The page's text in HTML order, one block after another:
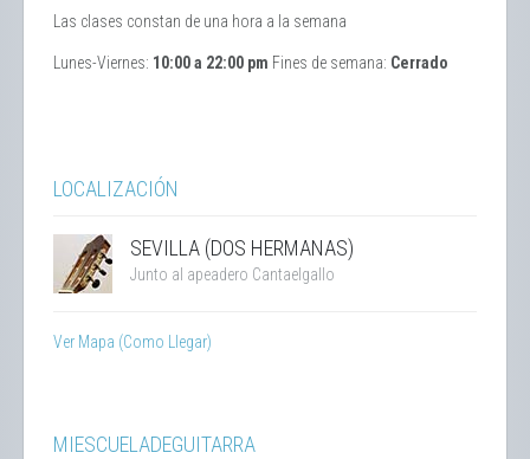
Las clases constan de una hora a la semana
Lunes-Viernes: 10:00 a 22:00 pm Fines de semana: Cerrado
LOCALIZACIÓN
SEVILLA (DOS HERMANAS)
Junto al apeadero Cantaelgallo
Ver Mapa (Como Llegar)
MIESCUELADEGUITARRA